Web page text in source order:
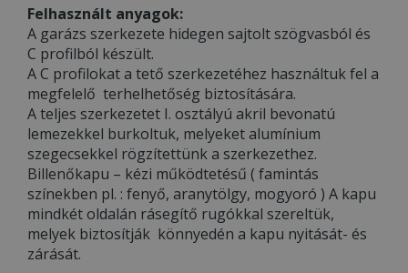
Felhasznált anyagok:
A garázs szerkezete hidegen sajtolt szögvasból és
C profilból készült.
A C profilokat a tető szerkezetéhez használtuk fel a
megfelelő terhelhetőség biztosítására.
A teljes szerkezetet I. osztályú akril bevonatú
lemezekkel burkoltuk, melyeket alumínium
szegecsekkel rögzítettünk a szerkezethez.
Billenőkapu – kézi működtetésű ( famintás
színekben pl. : fenyő, aranytölgy, mogyoró ) A kapu
mindkét oldalán rásegítő rugókkal szereltük,
melyek biztosítják könnyedén a kapu nyitását- és
zárását.